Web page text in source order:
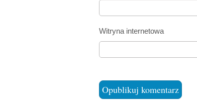
Witryna internetowa